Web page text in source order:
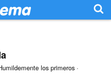
los primeros ·